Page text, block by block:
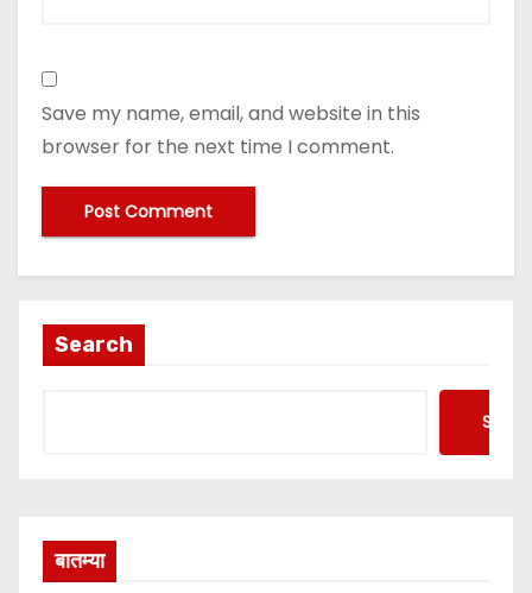
Save my name, email, and website in this
browser for the next time I comment.
Search
बातम्या